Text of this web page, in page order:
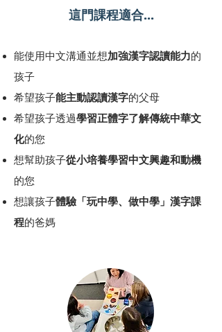
這門課程適合...
能使用中文溝通並想加強漢字認讀能力的
孩子
希望孩子能主動認讀漢字的父母
希望孩子透過學習正體字了解傳統中華文
化的您
想幫助孩子從小培養學習中文興趣和動機
的您
想讓孩子體驗「玩中學、做中學」漢字課
程的爸媽